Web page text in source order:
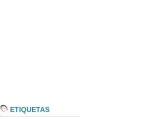
ETIQUETAS